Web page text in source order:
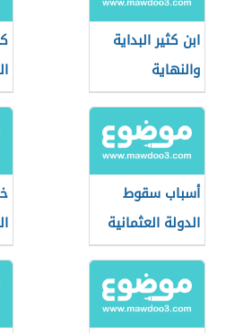
ابن كثير البداية
والنهاية
أسباب سقوط
الدولة العثمانية